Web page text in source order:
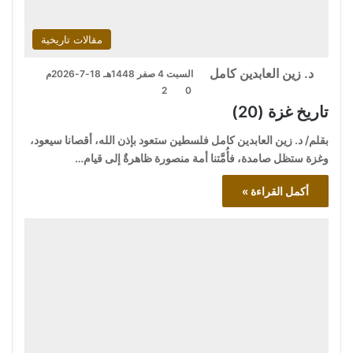
مقالات تاريخية
د. زين العابدين كامل
السبت 4 صفر 1448هـ 18-7-2026م
0
2
تاريخ غزة (20)
بقلم/ د. زين العابدين كامل فلسطين ستعود بإذن الله، أقصانا سيعود،
وغزة ستظل صامدة، فأُمَّتنا أمة منصورة ظاهرةٌ إلى قيام…
أكمل القراءة »